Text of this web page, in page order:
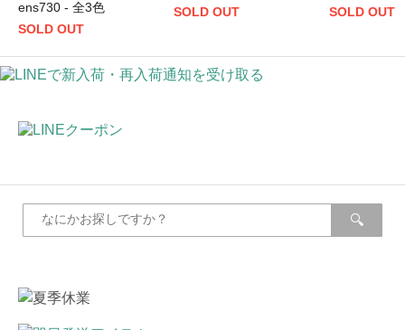
ens730 - 全3色
SOLD OUT
SOLD OUT
SOLD OUT